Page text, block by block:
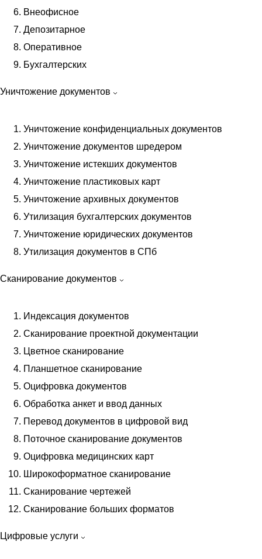
Внеофисное
Депозитарное
Оперативное
Бухгалтерских
Уничтожение документов
Уничтожение конфиденциальных документов
Уничтожение документов шредером
Уничтожение истекших документов
Уничтожение пластиковых карт
Уничтожение архивных документов
Утилизация бухгалтерских документов
Уничтожение юридических документов
Утилизация документов в СПб
Сканирование документов
Индексация документов
Сканирование проектной документации
Цветное сканирование
Планшетное сканирование
Оцифровка документов
Обработка анкет и ввод данных
Перевод документов в цифровой вид
Поточное сканирование документов
Оцифровка медицинских карт
Широкоформатное сканирование
Сканирование чертежей
Сканирование больших форматов
Цифровые услуги
Экспертиза ценности документов
Аутсорсинг архивов
Систематизация архива
Организация архива на предприятии
Брошюровка документов в Москве
Передача в архив при ликвидации
Услуги архивариуса
Научно-техническая обработка
Составление описи дел
Архивация кадровых документов
Архивация бухгалтерских документов
Передача документов в архив на хранение
Архивирование документов
Хранение документов
Управленческих
Ответственное
Магнитных носителей
Электронных
Кадровых
Внеофисное
Депозитарное
Оперативное
Бухгалтерских
Уничтожение документов шредером